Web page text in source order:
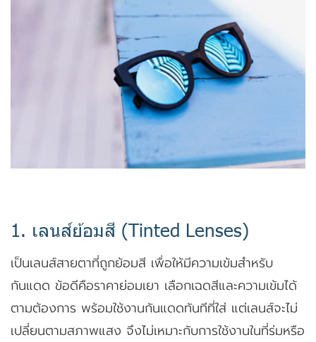
1. เลนส์ย้อมสี (Tinted Lenses)
เป็นเลนส์สายตาที่ถูกย้อมสี เพื่อให้มีความเข้มสำหรับ
กันแดด ข้อดีคือราคาย่อมเยา เลือกเฉดสีและความเข้มได้
ตามต้องการ พร้อมใช้งานกันแดดทันทีที่ใส่ แต่เลนส์จะไม่
เปลี่ยนตามสภาพแสง จึงไม่เหมาะกับการใช้งานในที่ร่มหรือ